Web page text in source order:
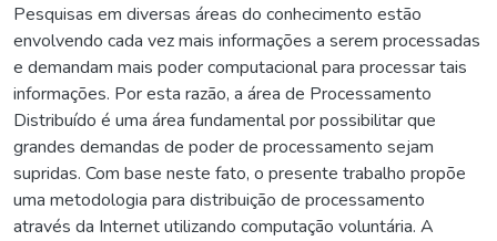
Pesquisas em diversas áreas do conhecimento estão
envolvendo cada vez mais informações a serem processadas
e demandam mais poder computacional para processar tais
informações. Por esta razão, a área de Processamento
Distribuído é uma área fundamental por possibilitar que
grandes demandas de poder de processamento sejam
supridas. Com base neste fato, o presente trabalho propõe
uma metodologia para distribuição de processamento
através da Internet utilizando computação voluntária. A